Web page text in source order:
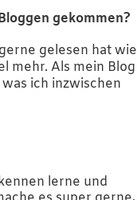
gekommen?
gelesen hat wie
mehr. Als mein Blog
ich inzwischen
lerne und